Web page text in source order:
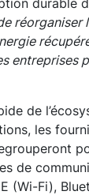
réorganiser
entreprises
de
les
de
(Wi-Fi),